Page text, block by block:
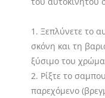
1. Ξεπλύνετε το
σκόνη και τη
ξύσιμο του
2. Ρίξτε το
παρεχόμενο